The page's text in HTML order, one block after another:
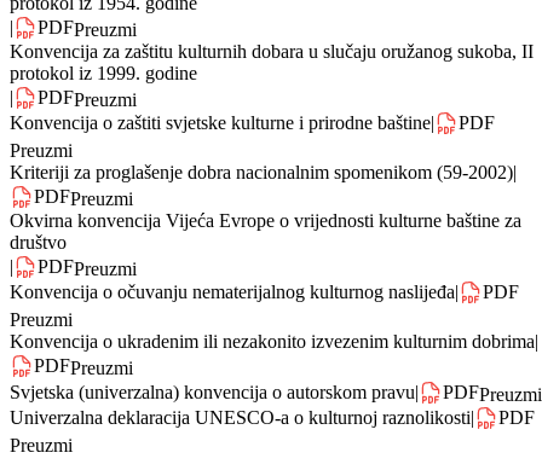
PDFPreuzmi
Konvencija za zaštitu kulturnih dobara u slučaju oružanog sukoba, I
protokol iz 1954. godine
|
PDFPreuzmi
Konvencija za zaštitu kulturnih dobara u slučaju oružanog sukoba, II
protokol iz 1999. godine
|
PDFPreuzmi
Konvencija o zaštiti svjetske kulturne i prirodne baštine
Preuzmi
Kriteriji za proglašenje dobra nacionalnim spomenikom (59-2002)
PDFPreuzmi
Okvirna konvencija Vijeća Evrope o vrijednosti kulturne baštine za
|
PDFPreuzmi
Konvencija o očuvanju nematerijalnog kulturnog naslijeđa
Preuzmi
Konvencija o ukradenim ili nezakonito izvezenim kulturnim dobrima|
PDF
Svjetska (univerzalna) konvencija o autorskom pravu